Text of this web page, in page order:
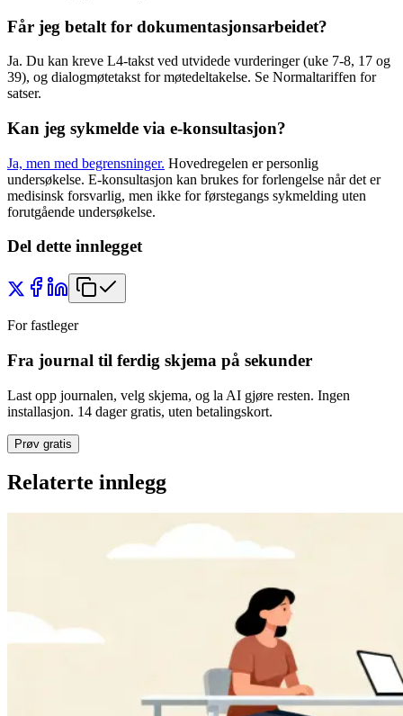
Får jeg betalt for dokumentasjonsarbeidet?
Ja. Du kan kreve L4-takst ved utvidede vurderinger (uke 7-8, 17 og
39), og dialogmøtetakst for møtedeltakelse. Se Normaltariffen for
satser.
Kan jeg sykmelde via e-konsultasjon?
Ja, men med begrensninger. Hovedregelen er personlig
undersøkelse. E-konsultasjon kan brukes for forlengelse når det er
medisinsk forsvarlig, men ikke for førstegangs sykmelding uten
forutgående undersøkelse.
Del dette innlegget
For fastleger
Fra journal til ferdig skjema på sekunder
Last opp journalen, velg skjema, og la AI gjøre resten. Ingen
installasjon. 14 dager gratis, uten betalingskort.
Prøv gratis
Relaterte innlegg